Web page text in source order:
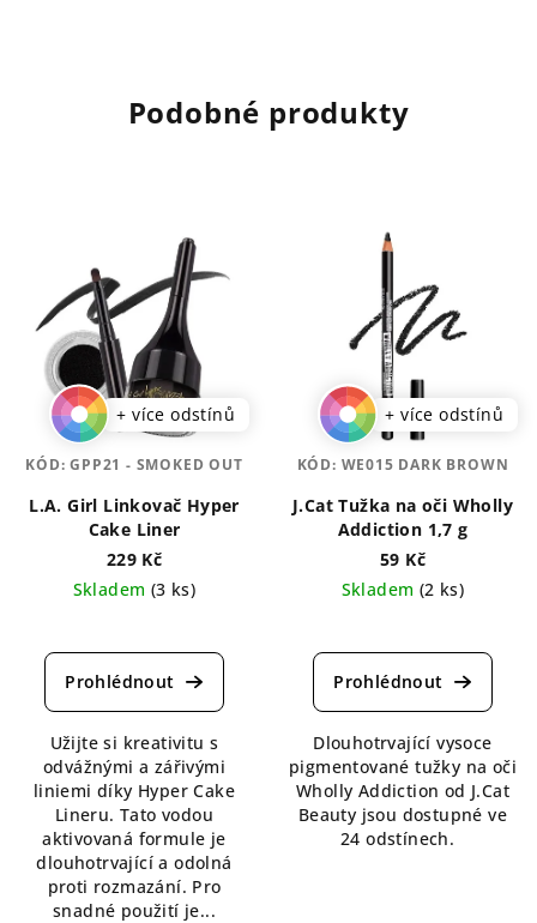
Podobné produkty
+ více odstínů
L.A. Girl Linkovač Hyper
Cake Liner
229 Kč
Skladem (3 ks)
hodnocení
produktu
z
5
hvězdiček.
Užijte si kreativitu s
odvážnými a zářivými
liniemi díky Hyper Cake
Lineru. Tato vodou
aktivovaná formule je
dlouhotrvající a odolná
proti rozmazání. Pro
snadné použití je...
KÓD:GPP21 - SMOKED OUT
+ více odstínů
J.Cat Tužka na oči Wholly
Addiction 1,7 g
59 Kč
Skladem (2 ks)
hodnocení
produktu
z
5
hvězdiček.
Dlouhotrvající vysoce
pigmentované tužky na oči
Wholly Addiction od J.Cat
Beauty jsou dostupné ve
24 odstínech.
KÓD: WE015 DARK BROWN